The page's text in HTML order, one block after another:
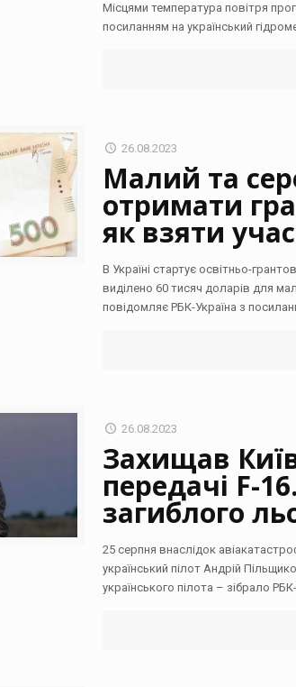
Місцями температура повітря
посиланням на український
26.08.2023
Малий та
отримати
як взяти
В Україні стартує освітньо-
виділено 60 тисяч доларів для
повідомляє РБК-Україна з
26.08.2023
Захищав
передачі F-
загиблого
25 серпня внаслідок
український пілот Андрій
українського пілота – зібрало